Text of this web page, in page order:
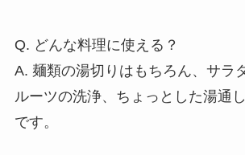
Q. どんな料理に使える？
A. 麺類の湯切りはもちろん、サラ
ルーツの洗浄、ちょっとした湯通
です。